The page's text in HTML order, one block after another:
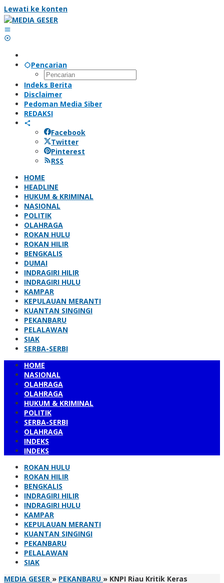
Lewati ke konten
Pencarian
Indeks Berita
Disclaimer
Pedoman Media Siber
REDAKSI
Facebook
Twitter
Pinterest
RSS
HOME
HEADLINE
HUKUM & KRIMINAL
NASIONAL
POLITIK
OLAHRAGA
ROKAN HULU
ROKAN HILIR
BENGKALIS
DUMAI
INDRAGIRI HILIR
INDRAGIRI HULU
KAMPAR
KEPULAUAN MERANTI
KUANTAN SINGINGI
PEKANBARU
PELALAWAN
SIAK
SERBA-SERBI
HOME
NASIONAL
OLAHRAGA
OLAHRAGA
HUKUM & KRIMINAL
POLITIK
SERBA-SERBI
OLAHRAGA
INDEKS
INDEKS
ROKAN HULU
ROKAN HILIR
BENGKALIS
INDRAGIRI HILIR
INDRAGIRI HULU
KAMPAR
KEPULAUAN MERANTI
KUANTAN SINGINGI
PEKANBARU
PELALAWAN
SIAK
MEDIA GESER » PEKANBARU » KNPI Riau Kritik Keras